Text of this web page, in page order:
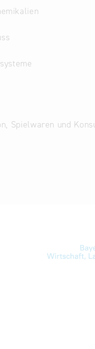
Spielwaren und